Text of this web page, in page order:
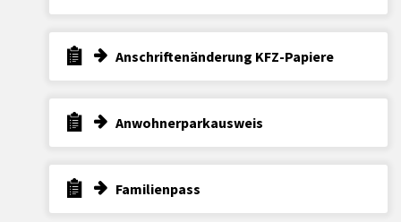
Anschriftenänderung KFZ-Papiere
Anwohnerparkausweis
Familienpass